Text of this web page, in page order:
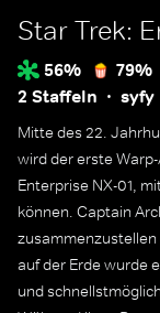
Star Trek:
56% 79%
2 Staffeln
syfy
Mitte des 22.
wird der erste
Enterprise NX-01,
können. Captain
auf der Erde wurde
und